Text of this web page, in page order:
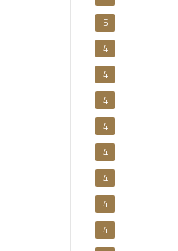
5
4
4
4
4
4
4
4
4